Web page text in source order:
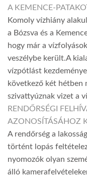
A KEMENCE-
Komoly vízhiány
a Bózsva és a
hogy már a
veszélybe került.A
vízpótlást
következő két hétben
szivattyúznak vizet a
RENDŐRSÉGI
AZONOSÍTÁSÁHOZ
A rendőrség a
történt lopás
nyomozók olyan
álló